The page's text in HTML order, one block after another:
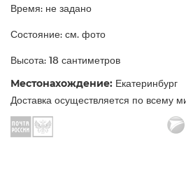
Время: не задано
Состояние: см. фото
Высота: 18 сантиметров
Местонахождение: Екатеринбург
Доставка осуществляется по всему